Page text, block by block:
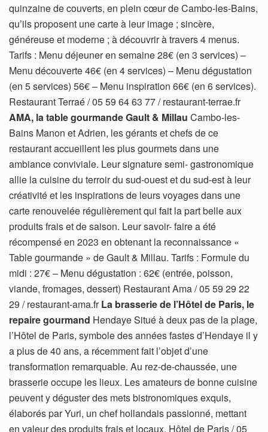
quinzaine de couverts, en plein cœur de Cambo-les-Bains,
qu’ils proposent une carte à leur image ; sincère,
généreuse et moderne ; à découvrir à travers 4 menus.
Tarifs : Menu déjeuner en semaine 28€ (en 3 services) –
Menu découverte 46€ (en 4 services) – Menu dégustation
(en 5 services) 56€ – Menu inspiration 66€ (en 6 services).
Restaurant Terraé / 05 59 64 63 77 / restaurant-terrae.fr
AMA, la table gourmande Gault & Millau Cambo-les-
Bains Manon et Adrien, les gérants et chefs de ce
restaurant accueillent les plus gourmets dans une
ambiance conviviale. Leur signature semi- gastronomique
allie la cuisine du terroir du sud-ouest et du sud-est à leur
créativité et les inspirations de leurs voyages dans une
carte renouvelée régulièrement qui fait la part belle aux
produits frais et de saison. Leur savoir- faire a été
récompensé en 2023 en obtenant la reconnaissance «
Table gourmande » de Gault & Millau. Tarifs : Formule du
midi : 27€ – Menu dégustation : 62€ (entrée, poisson,
viande, fromages, dessert) Restaurant Ama / 05 59 29 22
29 / restaurant-ama.frLa brasserie de l’Hôtel de Paris, le
repaire gourmand Hendaye Situé à deux pas de la plage,
l’Hôtel de Paris, symbole des années fastes d’Hendaye il y
a plus de 40 ans, a récemment fait l’objet d’une
transformation remarquable. Au rez-de-chaussée, une
brasserie occupe les lieux. Les amateurs de bonne cuisine
peuvent y déguster des mets bistronomiques exquis,
élaborés par Yuri, un chef hollandais passionné, mettant
en valeur des produits frais et locaux. Hôtel de Paris / 05